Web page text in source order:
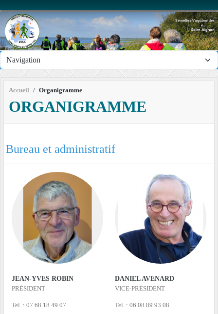
Accueil Organigramme
ORGANIGRAMME
Bureau et administratif
JEAN-YVES ROBIN
PRÉSIDENT
Tel. : 07 68 18 49 07
DANIEL AVENARD
VICE-PRÉSIDENT
Tel. : 06 08 89 93 08